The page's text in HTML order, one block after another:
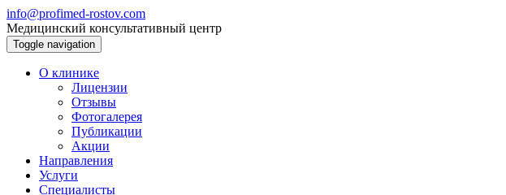
info@profimed-rostov.com
Медицинский консультативный центр
Toggle navigation
О клинике
Лицензии
Отзывы
Фотогалерея
Публикации
Акции
Направления
Услуги
Специалисты